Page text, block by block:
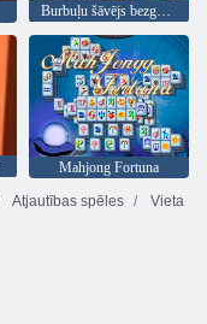
Burbuļu šāvējs bezgalīgs
Mahjong Fortuna
Atjautības spēles
Vieta